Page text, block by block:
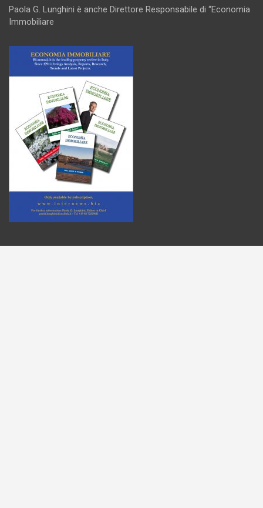
Paola G. Lunghini è anche Direttore Responsabile di “Economia
Immobiliare